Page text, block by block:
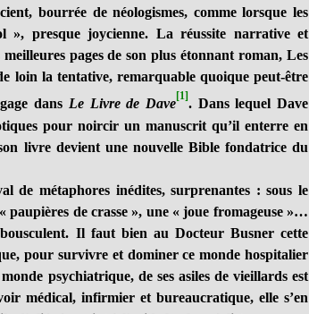
bourrée de néologismes, comme lorsque les
», presque joycienne. La réussite narrative et
pages de son plus étonnant roman, Les
loin la tentative, remarquable quoique peut-être
dans Le Livre de Dave[1]. Dans lequel Dave
pour noircir un manuscrit qu’il enterre en
livre devient une nouvelle Bible fondatrice du
de métaphores inédites, surprenantes : sous le
paupières de crasse », une « joue fromageuse »…
bousculent. Il faut bien au Docteur Busner cette
pour survivre et dominer ce monde hospitalier
psychiatrique, de ses asiles de vieillards est
médical, infirmier et bureaucratique, elle s’en